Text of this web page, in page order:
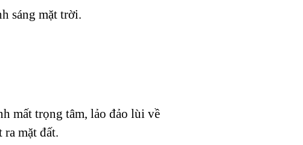
sáng mặt trời.
mất trọng tâm, lảo đảo lùi về
ra mặt đất.